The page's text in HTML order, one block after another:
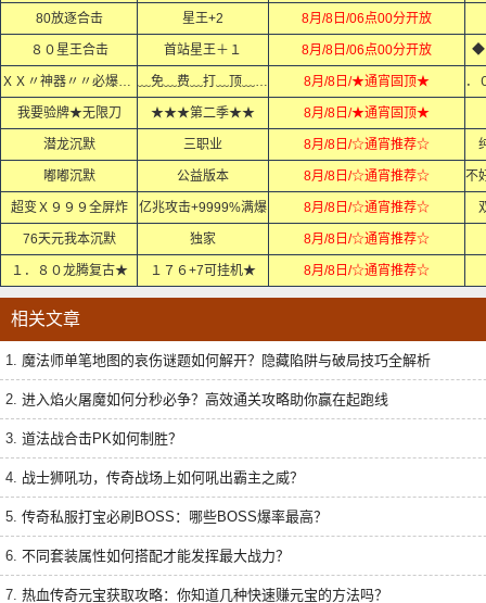
80放逐合击 星王+2 8月/8日/06点00分开放
８０星王合击 首站星王＋１ 8月/8日/06点00分开放 ◆
ＸＸ〃神器〃〃必爆充值ＸＸ ﹏免﹏费﹏打﹏顶﹏赞﹏ 8月/8日/★通宵固顶★
我要验牌★无限刀 ★★★第二季★★ 8月/8日/★通宵固顶★
潜龙沉默 三职业 8月/8日/☆通宵推荐☆
嘟嘟沉默 公益版本 8月/8日/☆通宵推荐☆
超变Ｘ９９９全屏炸 亿兆攻击+9999%满爆 8月/8日/☆通宵推荐☆
76天元我本沉默 独家 8月/8日/☆通宵推荐☆
１．８０龙腾复古★ １７６+7可挂机★ 8月/8日/☆通宵推荐☆
相关文章
1. 魔法师单笔地图的哀伤谜题如何解开？隐藏陷阱与破局技巧全解析
2. 进入焰火屠魔如何分秒必争？高效通关攻略助你赢在起跑线
3. 道法战合击PK如何制胜？
4. 战士狮吼功，传奇战场上如何吼出霸主之威？
5. 传奇私服打宝必刷BOSS：哪些BOSS爆率最高？
6. 不同套装属性如何搭配才能发挥最大战力？
7. 热血传奇元宝获取攻略：你知道几种快速赚元宝的方法吗？